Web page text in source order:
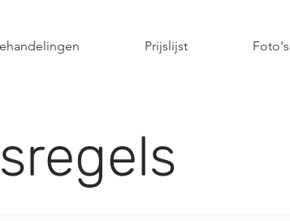
Prijslijst Foto's